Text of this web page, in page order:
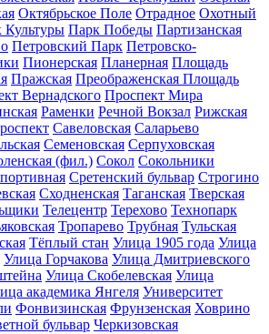
Октябрьское Поле Отрадное Охотный
Культуры Парк Победы Партизанская
Петровский Парк Петровско-
Пионерская Планерная Площадь
Пражская Преображенская Площадь
Вернадского Проспект Мира
Раменки Речной Вокзал Рижская
Савеловская Саларьево
Семеновская Серпуховская
(фил.) Сокол Сокольники
Сретенский бульвар Строгино
Сходненская Таганская Тверская
Телецентр Терехово Технопарк
Тропарево Трубная Тульская
Тёплый стан Улица 1905 года Улица
Улица Горчакова Улица Дмитриевского
Улица Скобелевская Улица
академика Янгеля Университет
Фонвизинская Фрунзенская Ховрино
бульвар Черкизовская